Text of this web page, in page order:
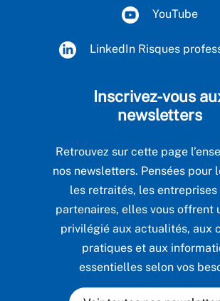
YouTube
LinkedIn Risques
Inscrivez-vous
newsletters
Retrouvez sur cette page
nos newsletters. Pensées pour
les retraités, les entreprises
partenaires, elles vous offrent
privilégié aux actualités, aux
pratiques et aux
essentielles selon vos